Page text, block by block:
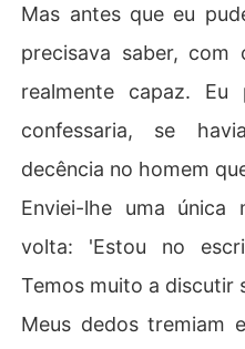
Mas antes que eu
precisava saber,
realmente capaz. Eu
confessaria, se
decência no homem
Enviei-lhe uma única
volta: 'Estou no
Temos muito a discutir
Meus dedos tremiam